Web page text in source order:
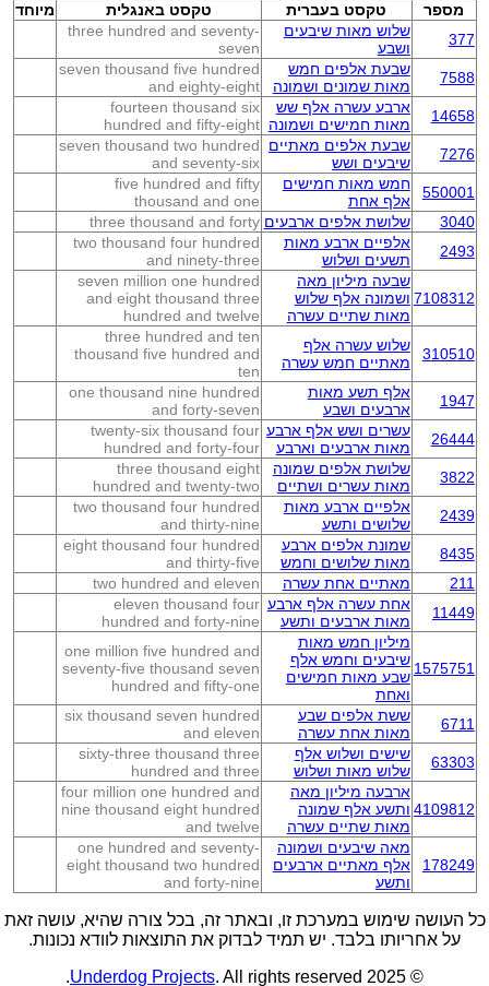
מספר טקסט בעברית טקסט באנגלית
מיוחד
377
שלוש מאות שיבעים
ושבע
three hundred and seventy-
seven
7588
שבעת אלפים חמש
מאות שמונים ושמונה
seven thousand five hundred
and eighty-eight
14658
ארבע עשרה אלף שש
מאות חמישים ושמונה
fourteen thousand six
hundred and fifty-eight
7276
שבעת אלפים מאתיים
שיבעים ושש
seven thousand two hundred
and seventy-six
550001
חמש מאות חמישים
אלף אחת
five hundred and fifty
thousand and one
3040
שלושת אלפים ארבעים three thousand and forty
2493
אלפיים ארבע מאות
תשעים ושלוש
two thousand four hundred
and ninety-three
7108312
שבעה מיליון מאה
ושמונה אלף שלוש
מאות שתיים עשרה
seven million one hundred
and eight thousand three
hundred and twelve
310510
שלוש עשרה אלף
מאתיים חמש עשרה
three hundred and ten
thousand five hundred and
ten
1947
אלף תשע מאות
ארבעים ושבע
one thousand nine hundred
and forty-seven
26444
עשרים ושש אלף ארבע
מאות ארבעים וארבע
twenty-six thousand four
hundred and forty-four
3822
שלושת אלפים שמונה
מאות עשרים ושתיים
three thousand eight
hundred and twenty-two
2439
אלפיים ארבע מאות
שלושים ותשע
two thousand four hundred
and thirty-nine
8435
שמונת אלפים ארבע
מאות שלושים וחמש
eight thousand four hundred
and thirty-five
211
מאתיים אחת עשרה
two hundred and eleven
11449
אחת עשרה אלף ארבע
מאות ארבעים ותשע
eleven thousand four
hundred and forty-nine
1575751
מיליון חמש מאות
שיבעים וחמש אלף
שבע מאות חמישים
ואחת
one million five hundred and
seventy-five thousand seven
hundred and fifty-one
6711
ששת אלפים שבע
מאות אחת עשרה
six thousand seven hundred
and eleven
63303
שישים ושלוש אלף
שלוש מאות ושלוש
sixty-three thousand three
hundred and three
4109812
ארבעה מיליון מאה
ותשע אלף שמונה
מאות שתיים עשרה
four million one hundred and
nine thousand eight hundred
and twelve
178249
מאה שיבעים ושמונה
אלף מאתיים ארבעים
ותשע
one hundred and seventy-
eight thousand two hundred
and forty-nine
כל העושה שימוש במערכת זו, ובאתר זה, בכל צורה שהיא, עושה זאת
על אחריותו בלבד. יש תמיד לבדוק את התוצאות לוודא נכונות.
© 2025
Underdog Projects. All rights reserved.